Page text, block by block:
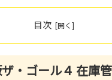
目次
・ゴール４ 在庫